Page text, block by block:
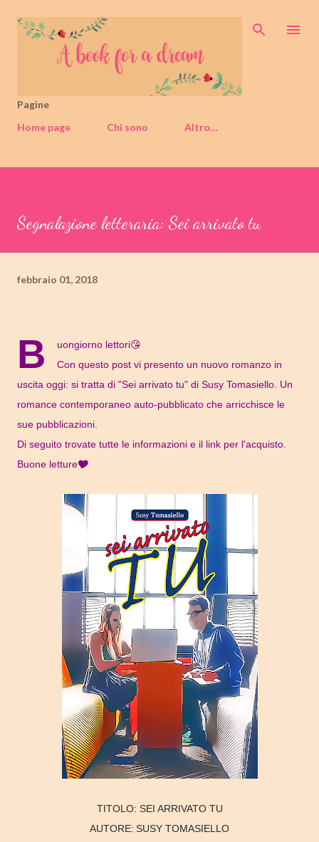
Passa ai contenuti principali
Pagine
Home page
Chi sono Altro…
Segnalazione letteraria: Sei arrivato tu
febbraio 01, 2018
B
uongiorno lettori😘
Con questo post vi presento un nuovo romanzo in
uscita oggi: si tratta di "Sei arrivato tu" di Susy Tomasiello. Un
romance contemporaneo auto-pubblicato che arricchisce le
sue pubblicazioni.
Di seguito trovate tutte le informazioni e il link per l'acquisto.
Buone letture🎔
TITOLO: SEI ARRIVATO TU
AUTORE: SUSY TOMASIELLO